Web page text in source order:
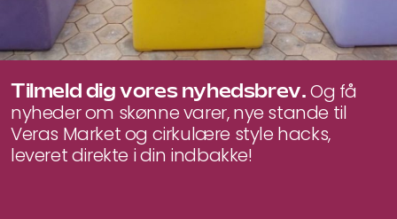
Tilmeld dig vores nyhedsbrev.Og få
nyheder om skønne varer, nye stande til
Veras Market og cirkulære style hacks,
leveret direkte i din indbakke!